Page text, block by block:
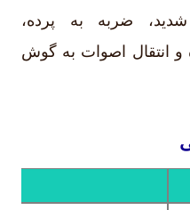
ضربه به پرده،
و انتقال اصوات به گوش